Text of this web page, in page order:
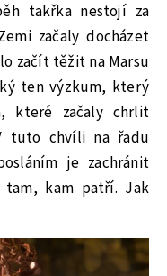
takřka nestojí za
začaly docházet
začít těžit na Marsu
ten výzkum, který
které začaly chrlit
tuto chvíli na řadu
je zachránit
kam patří. Jak